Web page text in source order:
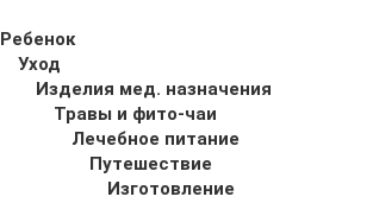
Ребенок
Уход
Изделия мед. назначения
Травы и фито-чаи
Лечебное питание
Путешествие
Изготовление